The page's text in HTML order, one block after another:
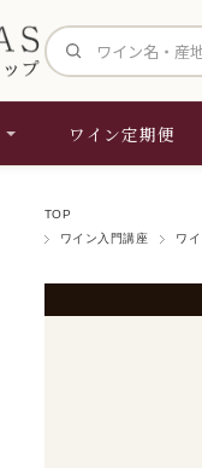
サイト内検索
ワイン定期便
TOP
ワイン入門講座
ワ